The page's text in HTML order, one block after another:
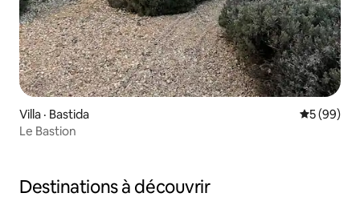
Villa · Bastida Note
5 (99)
Le Bastion
Destinations à découvrir